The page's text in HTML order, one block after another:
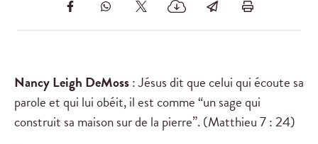
Nancy Leigh DeMoss: Jésus dit que celui qui écoute sa
parole et qui lui obéit, il est comme “un sage qui
construit sa maison sur de la pierre”. (Matthieu 7 : 24)